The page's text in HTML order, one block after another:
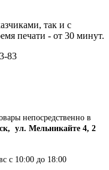
так и с
печати - от 30 минут.
83
непосредственно в
ул. Мельникайте 4, 2
с 10:00 до 18:00